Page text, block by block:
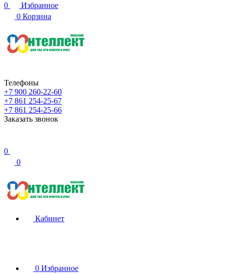
0
Избранное
0 Корзина
Телефоны
+7 900 260-22-60
+7 861 254-25-67
+7 861 254-25-66
Заказать звонок
0
0
Кабинет
0 Избранное